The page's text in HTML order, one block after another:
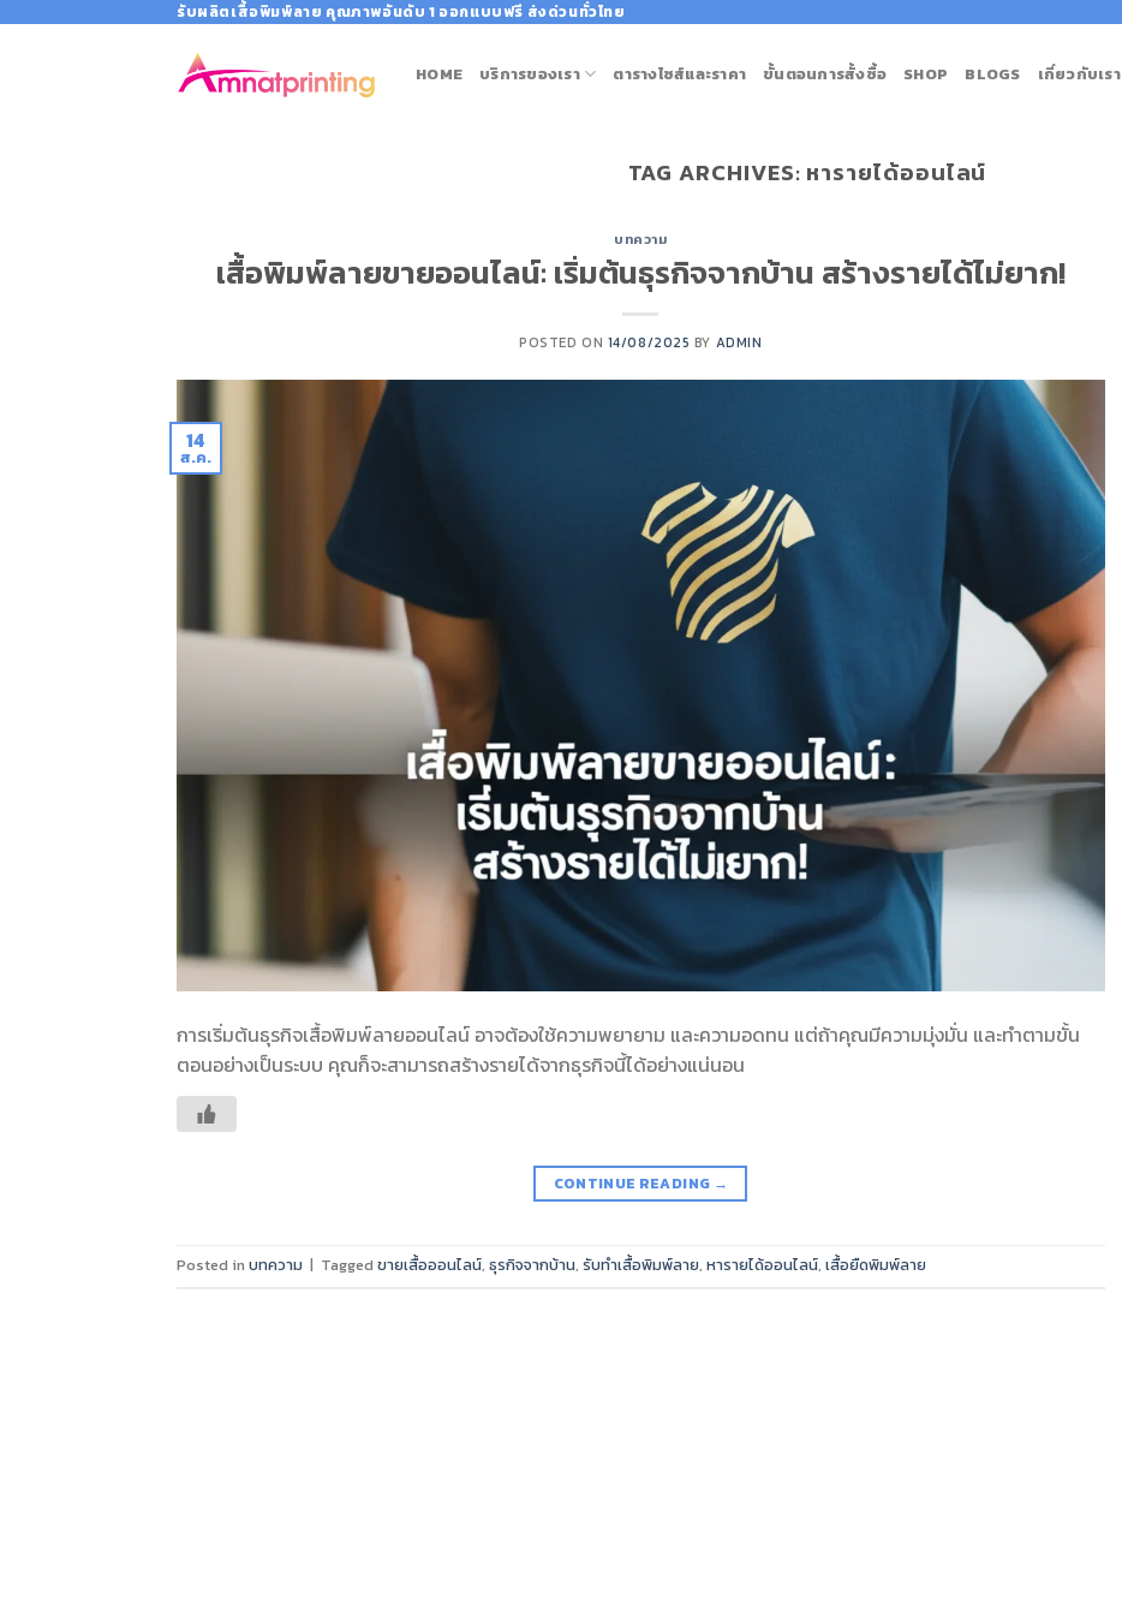
รับผลิตเสื้อพิมพ์ลาย คุณภาพอันดับ 1 ออกแบบฟรี ส่งด่วนทั่วไทย
HOME บริการของเรา ตารางไซส์และราคา ขั้นตอนการสั้งซื้อ SHOP BLOGS เกี่ยวกับเรา
TAG ARCHIVES: หารายได้ออนไลน์
บทความ
เสื้อพิมพ์ลายขายออนไลน์: เริ่มต้นธุรกิจจากบ้าน สร้างรายได้ไม่ยาก!
POSTED ON 14/08/2025 BY ADMIN
14
ส.ค.
การเริ่มต้นธุรกิจเสื้อพิมพ์ลายออนไลน์ อาจต้องใช้ความพยายาม และความอดทน แต่ถ้าคุณมีความมุ่งมั่น และทำตามขั้น
ตอนอย่างเป็นระบบ คุณก็จะสามารถสร้างรายได้จากธุรกิจนี้ได้อย่างแน่นอน
CONTINUE READING →
Posted in บทความ | Tagged ขายเสื้อออนไลน์, ธุรกิจจากบ้าน, รับทำเสื้อพิมพ์ลาย, หารายได้ออนไลน์, เสื้อยืดพิมพ์ลาย